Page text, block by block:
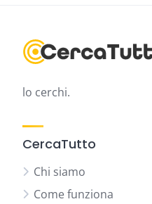
lo cerchi.
CercaTutto
Chi siamo
Come funziona